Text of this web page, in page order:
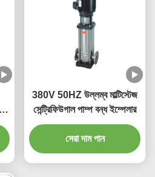
380V 50HZ উল্লম্ব মাল্টিস্টেজ
সেন্ট্রিফিউগাল পাম্প বন্ধ ইম্পেলার
সেরা দাম পান